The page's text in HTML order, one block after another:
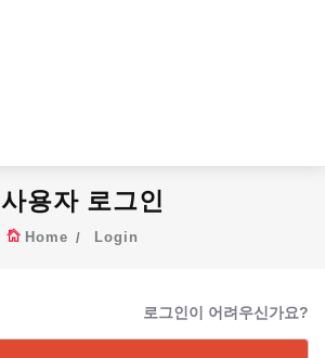
사용자 로그인
Home Login
로그인이 어려우신가요?